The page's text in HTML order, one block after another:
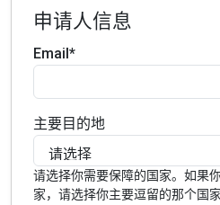
申请人信息
Email*
主要目的地
请选择你需要保障的国家。如果
家，请选择你主要逗留的那个国